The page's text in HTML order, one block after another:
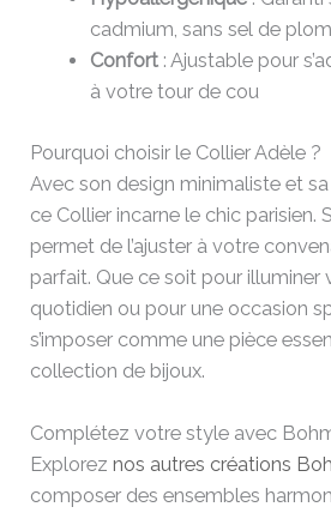
cadmium, sans sel de
Confort: Ajustable pour
à votre tour de cou
Pourquoi choisir le Collier Adèle ?
Avec son design minimaliste et
ce Collier incarne le chic parisien.
permet de l’ajuster à votre
parfait. Que ce soit pour
quotidien ou pour une occasion
s’imposer comme une pièce
collection de bijoux.
Complétez votre style avec
Exploreznos autres créations
composer des ensembles